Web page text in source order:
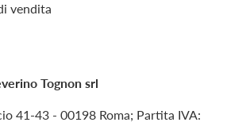
vendita
Tognon srl
41-43 - 00198 Roma; Partita IVA: